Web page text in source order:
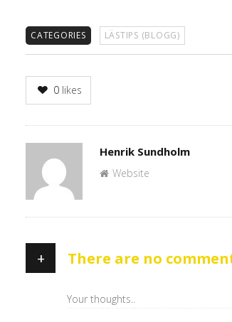
CATEGORIES LÄSTIPS (BLOGG)
0 likes
Author
Henrik Sundholm
Website
+ There are no